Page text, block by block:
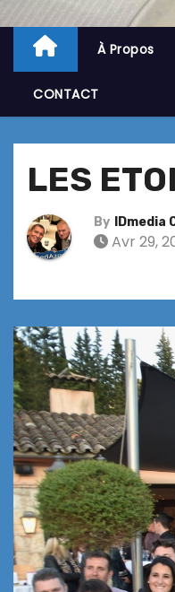
À Propos
CONTACT
LES
By IDmedia
Avr 29,